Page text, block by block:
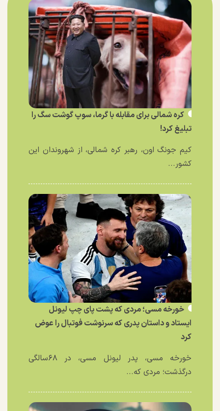
کره شمالی برای مقابله با گرما، سوپ گوشت سگ را
تبلیغ کرد!
کیم جونگ اون، رهبر کره شمالی، از شهروندان این
کشور...
خورخه مسی؛ مردی که پشت پای چپ لیونل
ایستاد و داستان پدری که سرنوشت فوتبال را عوض
کرد
خورخه مسی، پدر لیونل مسی، در ۶۸سالگی
درگذشت؛ مردی که...